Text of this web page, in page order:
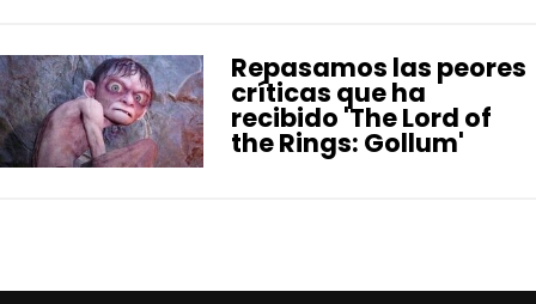
Repasamos las peores
críticas que ha
recibido 'The Lord of
the Rings: Gollum'